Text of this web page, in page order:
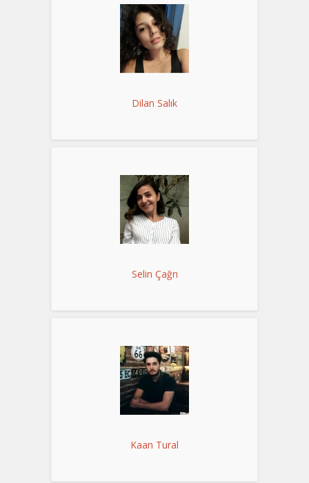
Dilan Salık
Selin Çağrı
Kaan Tural